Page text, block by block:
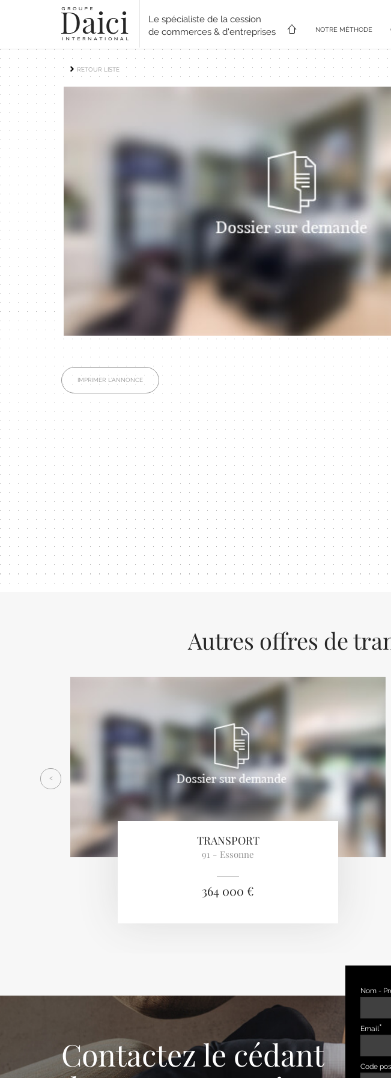
Le spécialiste de la cession
de commerces & d'entreprises
NOTRE MÉTHODE
RETOUR LISTE
IMPRIMER L'ANNONCE
Autres offres de
TRANSPORT
91 - Essonne
364 000 €
<
Contactez le cédant
Nom -
Email
Code